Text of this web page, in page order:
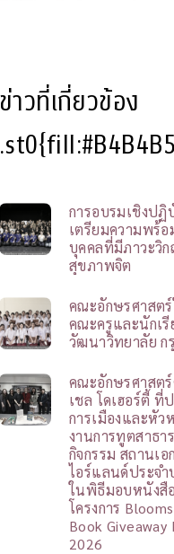
ข่าวที่เกี่ยวข้อง
การอบรมเชิงปฏิ
เตรียมความพร้
บุคคลที่มีภาวะวิ
สุขภาพจิต
คณะอักษรศาสต
คณะครูและนักเรี
วัฒนาวิทยาลัย ก
คณะอักษรศาสต
เชล โดเฮอร์ตี้ ที่
การเมืองและหัว
งานการทูตสาธา
กิจกรรม สถานเ
ไอร์แลนด์ประจำ
ในพิธีมอบหนังสื
โครงการ
Book Giveaway
2026